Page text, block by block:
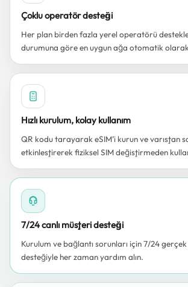
Çoklu operatör desteği
Her plan birden fazla yerel operatörü
durumuna göre en uygun ağa otomatik
Hızlı kurulum, kolay kullanım
QR kodu tarayarak eSIM’i kurun ve varıştan
etkinleştirerek fiziksel SIM değiştirmeden
7/24 canlı müşteri desteği
Kurulum ve bağlantı sorunları için 7/24
desteğiyle her zaman yardım alın.